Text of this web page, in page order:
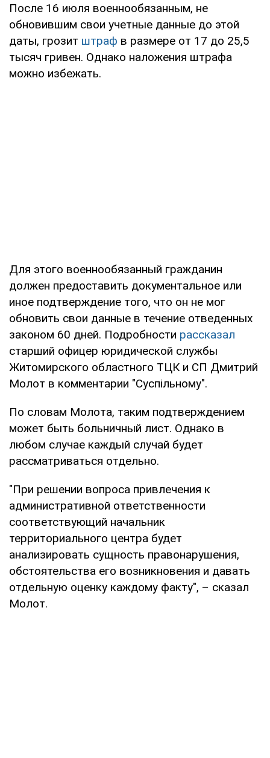
После 16 июля военнообязанным, не
обновившим свои учетные данные до этой
даты, грозит штраф в размере от 17 до 25,5
тысяч гривен. Однако наложения штрафа
можно избежать.
Для этого военнообязанный гражданин
должен предоставить документальное или
иное подтверждение того, что он не мог
обновить свои данные в течение отведенных
законом 60 дней. Подробности рассказал
старший офицер юридической службы
Житомирского областного ТЦК и СП Дмитрий
Молот в комментарии "Суспільному".
По словам Молота, таким подтверждением
может быть больничный лист. Однако в
любом случае каждый случай будет
рассматриваться отдельно.
"При решении вопроса привлечения к
административной ответственности
соответствующий начальник
территориального центра будет
анализировать сущность правонарушения,
обстоятельства его возникновения и давать
отдельную оценку каждому факту", – сказал
Молот.